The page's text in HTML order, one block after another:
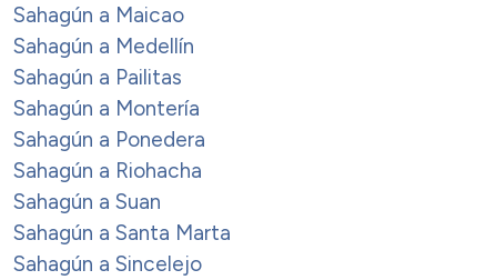
Sahagún a Maicao
Sahagún a Medellín
Sahagún a Pailitas
Sahagún a Montería
Sahagún a Ponedera
Sahagún a Riohacha
Sahagún a Suan
Sahagún a Santa Marta
Sahagún a Sincelejo